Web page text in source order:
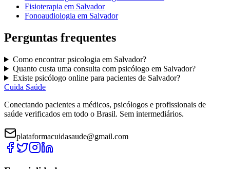
Fisioterapia em Salvador
Fonoaudiologia em Salvador
Perguntas frequentes
Como encontrarpsicologia em Salvador?
Quanto custa uma consulta com psicólogoem Salvador?
Existe psicólogoonline para pacientes de Salvador?
Cuida Saúde
Conectando pacientes a médicos, psicólogos e profissionais de
saúde verificados em todo o Brasil. Sem intermediários.
plataformacuidasaude@gmail.com